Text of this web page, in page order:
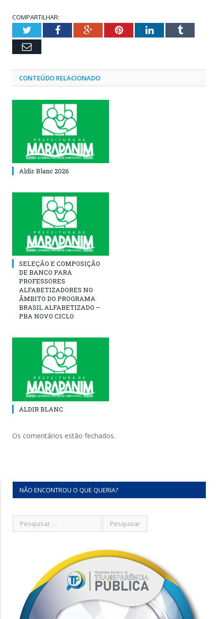
COMPARTILHAR:
TwitterFacebookGoogle+PinterestLinkedInTumblr
Email
CONTEÚDO RELACIONADO
Aldir Blanc 2026
SELEÇÃO E COMPOSIÇÃO
DE BANCO PARA
PROFESSORES
ALFABETIZADORES NO
ÂMBITO DO PROGRAMA
BRASIL ALFABETIZADO –
PBA NOVO CICLO
ALDIR BLANC
Os comentários estão fechados.
NÃO ENCONTROU O QUE QUERIA?